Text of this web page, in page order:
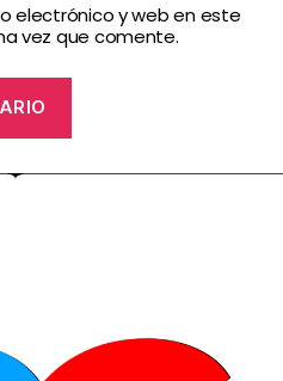
electrónico y web en este
vez que comente.